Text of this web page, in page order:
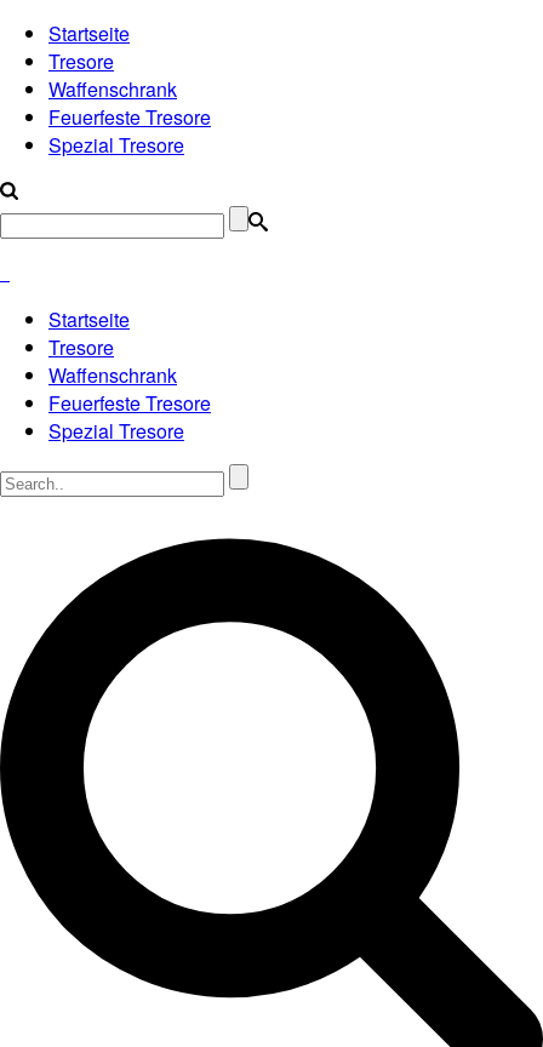
Startseite
Tresore
Waffenschrank
Feuerfeste Tresore
Spezial Tresore
Startseite
Tresore
Waffenschrank
Feuerfeste Tresore
Spezial Tresore